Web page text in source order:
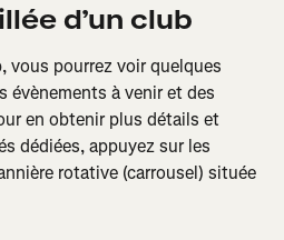
d’un club
vous pourrez voir quelques
évènements à venir et des
en obtenir plus détails et
dédiées, appuyez sur les
rotative (carrousel) située